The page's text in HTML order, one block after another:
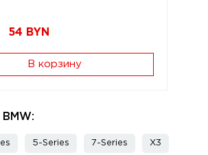
54 BYN
В корзину
5-Series 7-Series X3